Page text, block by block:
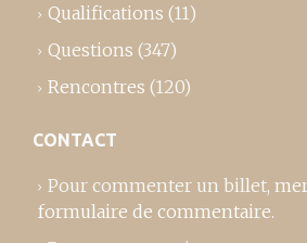
Qualifications (11)
Questions (347)
Rencontres (120)
CONTACT
Pour commenter un billet,
formulaire de commentaire.